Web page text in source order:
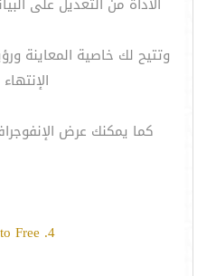
وتتيح لك خاصية المعاينة
كما يمكنك عرض
4. InFoto Free